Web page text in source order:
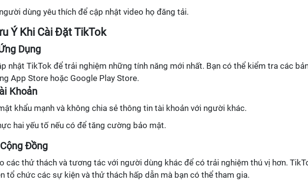
dùng yêu thích để cập nhật video họ đăng tải.
Ý Khi Cài Đặt TikTok
Dụng
nhật TikTok để trải nghiệm những tính năng mới nhất. Bạn có thể kiểm tra các
App Store hoặc Google Play Store.
Khoản
khẩu mạnh và không chia sẻ thông tin tài khoản với người khác.
hai yếu tố nếu có để tăng cường bảo mật.
Đồng
các thử thách và tương tác với người dùng khác để có trải nghiệm thú vị hơn.
tổ chức các sự kiện và thử thách hấp dẫn mà bạn có thể tham gia.